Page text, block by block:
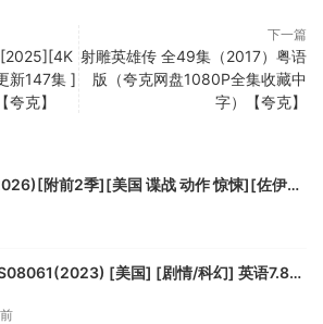
[2025][4K
新147集 ]
克】
下一篇
射雕英雄传 全49集（2017）粤语
版（夸克网盘1080P全集收藏中
字）【夸克】
附前2季][美国 谍战 动作 惊悚][佐伊・
[美国] [剧情/科幻] 英语7.8分